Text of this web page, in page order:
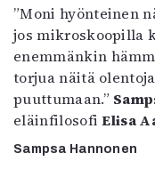
”Moni hyönteinen
jos mikroskoopilla
enemmänkin
torjua näitä
puuttumaan.”
eläinfilosofiElisa
Sampsa Hannonen